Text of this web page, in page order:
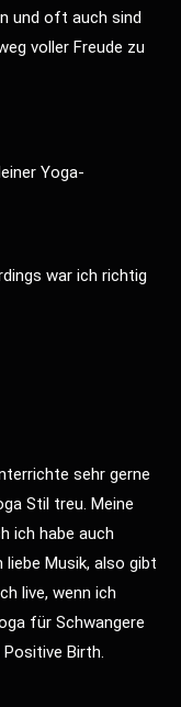
und oft auch sind
voller Freude zu
Yoga-
war ich richtig
sehr gerne
Stil treu. Meine
ich habe auch
liebe Musik, also gibt
live, wenn ich
für Schwangere
Birth.